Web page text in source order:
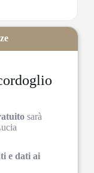
sarà
e dati ai